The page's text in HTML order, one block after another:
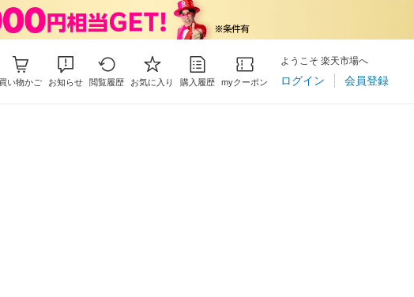
買い物かご お知らせ 閲覧履歴 お気に入り 購入履歴 myクーポン
ようこそ 楽天市場へ
ログイン 会員登録